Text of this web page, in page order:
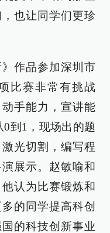
也让同学们更珍
作品参加深圳市
比赛非常有挑战
手能力，宣讲能
到1，现场出的题
光切割，编写程
展示。赵敏喻和
认为比赛锻炼和
的同学提高科创
的科技创新事业